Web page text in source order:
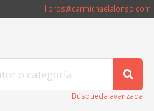
libros@carmichaelalonso.com
Búsqueda avanzada